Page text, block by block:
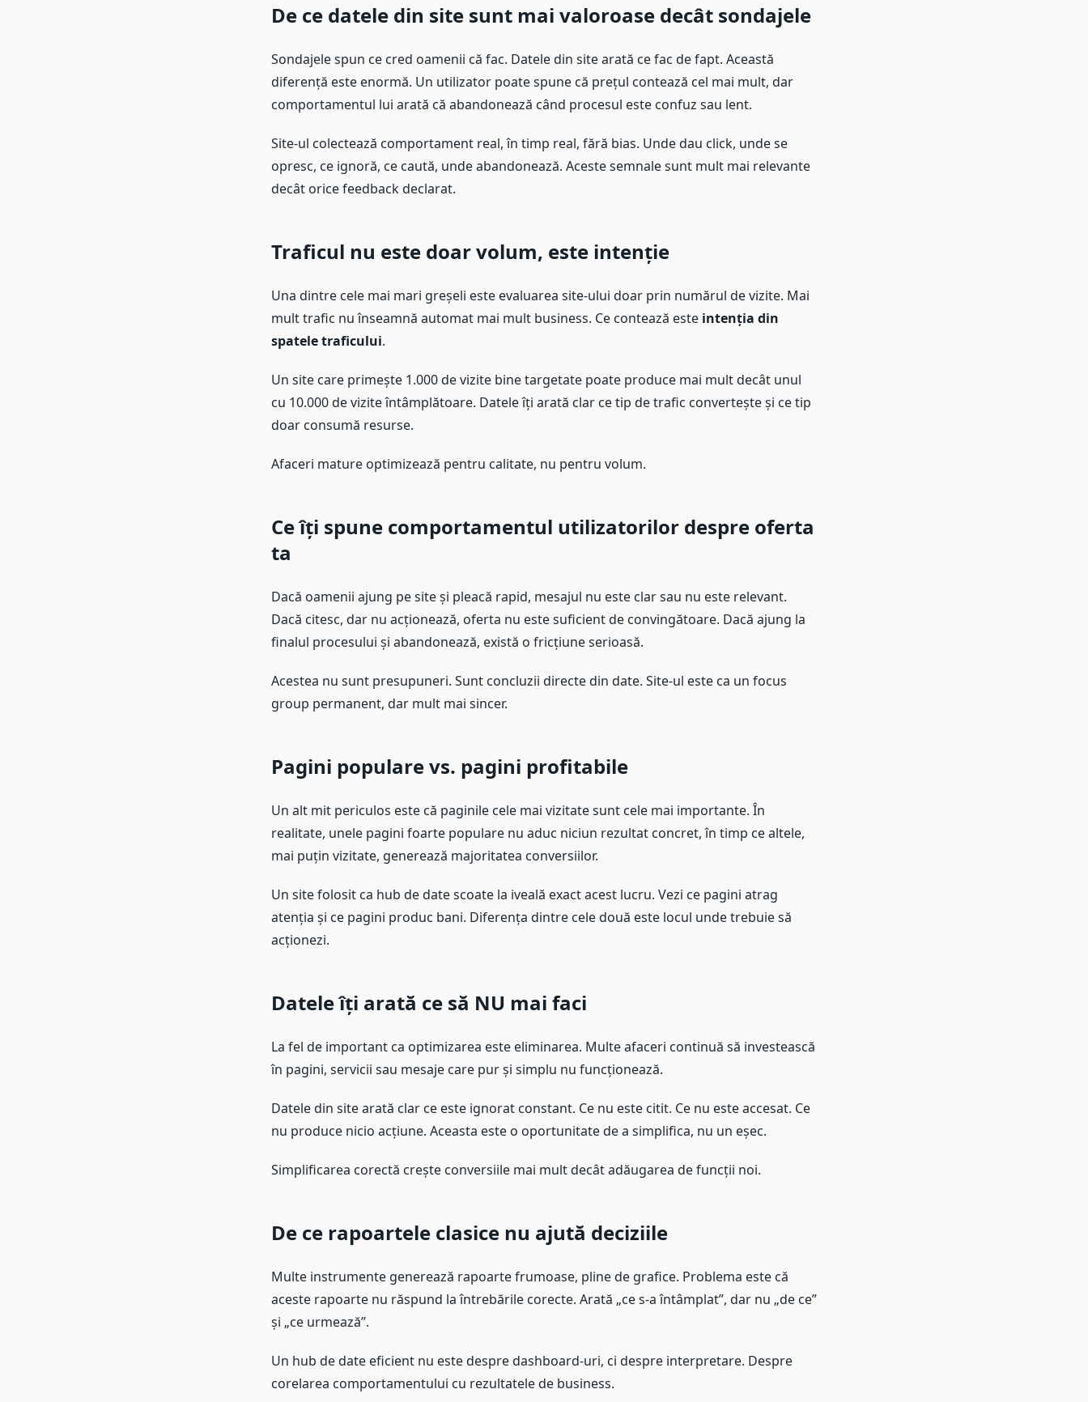
De ce datele din site sunt mai valoroase decât sondajele
Sondajele spun ce cred oamenii că fac. Datele din site arată ce fac de fapt. Această
diferență este enormă. Un utilizator poate spune că prețul contează cel mai mult, dar
comportamentul lui arată că abandonează când procesul este confuz sau lent.
Site-ul colectează comportament real, în timp real, fără bias. Unde dau click, unde se
opresc, ce ignoră, ce caută, unde abandonează. Aceste semnale sunt mult mai relevante
decât orice feedback declarat.
Traficul nu este doar volum, este intenție
Una dintre cele mai mari greșeli este evaluarea site-ului doar prin numărul de vizite. Mai
mult trafic nu înseamnă automat mai mult business. Ce contează este intenția din
spatele traficului.
Un site care primește 1.000 de vizite bine targetate poate produce mai mult decât unul
cu 10.000 de vizite întâmplătoare. Datele îți arată clar ce tip de trafic convertește și ce tip
doar consumă resurse.
Afaceri mature optimizează pentru calitate, nu pentru volum.
Ce îți spune comportamentul utilizatorilor despre oferta
ta
Dacă oamenii ajung pe site și pleacă rapid, mesajul nu este clar sau nu este relevant.
Dacă citesc, dar nu acționează, oferta nu este suficient de convingătoare. Dacă ajung la
finalul procesului și abandonează, există o fricțiune serioasă.
Acestea nu sunt presupuneri. Sunt concluzii directe din date. Site-ul este ca un focus
group permanent, dar mult mai sincer.
Pagini populare vs. pagini profitabile
Un alt mit periculos este că paginile cele mai vizitate sunt cele mai importante. În
realitate, unele pagini foarte populare nu aduc niciun rezultat concret, în timp ce altele,
mai puțin vizitate, generează majoritatea conversiilor.
Un site folosit ca hub de date scoate la iveală exact acest lucru. Vezi ce pagini atrag
atenția și ce pagini produc bani. Diferența dintre cele două este locul unde trebuie să
acționezi.
Datele îți arată ce să NU mai faci
La fel de important ca optimizarea este eliminarea. Multe afaceri continuă să investească
în pagini, servicii sau mesaje care pur și simplu nu funcționează.
Datele din site arată clar ce este ignorat constant. Ce nu este citit. Ce nu este accesat. Ce
nu produce nicio acțiune. Aceasta este o oportunitate de a simplifica, nu un eșec.
Simplificarea corectă crește conversiile mai mult decât adăugarea de funcții noi.
De ce rapoartele clasice nu ajută deciziile
Multe instrumente generează rapoarte frumoase, pline de grafice. Problema este că
aceste rapoarte nu răspund la întrebările corecte. Arată „ce s-a întâmplat”, dar nu „de ce”
și „ce urmează”.
Un hub de date eficient nu este despre dashboard-uri, ci despre interpretare. Despre
corelarea comportamentului cu rezultatele de business.